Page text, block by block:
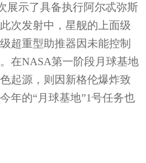
展示了具备执行阿尔忒弥斯
次发射中，星舰的上面级
超重型助推器因未能控制
在NASA第一阶段月球基地
起源，则因新格伦爆炸致
年的“月球基地”1号任务也